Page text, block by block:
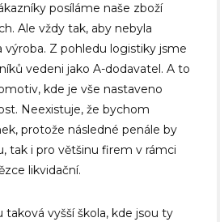
posíláme naše zboží
Ale vždy tak, aby nebyla
výroba. Z pohledu logistiky jsme
vedeni jako A-dodavatel. A to
kde je vše nastaveno
Neexistuje, že bychom
protože následné penále by
tak i pro většinu firem v rámci
likvidační.
vyšší škola, kde jsou ty